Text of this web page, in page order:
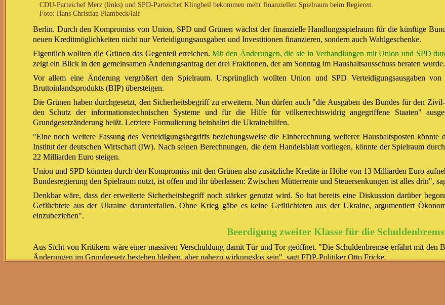
CDU-Parteichef Merz (links) und SPD-Parteichef Klingbeil bekommen mehr finanziellen Spielraum beim Regieren.
Foto: Hans Christian Plambeck/laif
Berlin. Durch den Kompromiss von Union, SPD und Grünen wächst der finanzielle Handlungsspielraum für die künftige
neuen Kreditmöglichkeiten nicht nur Verteidigungsausgaben und Investitionen finanzieren, sondern auch Wahlgeschenke.
Eigentlich wollten die Grünen das Gegenteil erreichen.Mit den Änderungen, die sie in Verhandlungen mit Union und SPD
zeigt ein Blick in den gemeinsamen Änderungsantrag der drei Fraktionen, der am Sonntag im Haushaltsausschuss beraten wurde.
Vor allem eine Änderung vergrößert den Spielraum. Ursprünglich wollten Union und SPD Verteidigungsausgaben
Bruttoinlandsprodukts (BIP) übersteigen.
Die Grünen haben durchgesetzt, den Sicherheitsbegriff zu erweitern. Nun dürfen auch "die Ausgaben des Bundes für den
den Schutz der informationstechnischen Systeme und für die Hilfe für völkerrechtswidrig angegriffene Staaten"
Grundgesetzänderung heißt. Letztere Formulierung beinhaltet die Ukrainehilfen.
"Eine noch weitere Fassung des Verteidigungsbegriffs beziehungsweise die Einberechnung weiterer Haushaltsposten
Institut der deutschen Wirtschaft (IW). Nach seinen Berechnungen, die dem Handelsblatt vorliegen, könnte der Spielraum
22 Milliarden Euro steigen.
Union und SPD könnten durch den Kompromiss mit den Grünen also zusätzliche Kredite in Höhe von 13 Milliarden Euro
Bundesregierung den Spielraum nutzt, ist offen und ihr überlassen: Zwischen Mütterrente und Steuersenkungen ist alles drin",
Denkbar wäre, dass der erweiterte Sicherheitsbegriff noch stärker genutzt wird. So hat bereits eine Diskussion darüber
Geflüchtete aus der Ukraine darunterfallen. Ohne Krieg gäbe es keine Geflüchteten aus der Ukraine, argumentiert
einzubeziehen".
Beerdigung zweiter Klasse für die
Aus Sicht von Kritikern wäre einer massiven Verschuldung damit Tür und Tor geöffnet. "Die Schuldenbremse erfährt mit den
Änderungen im Grundgesetz bestehen bleiben, aber nahezu wirkungslos sein", sagt FDP-Politiker Otto Fricke.